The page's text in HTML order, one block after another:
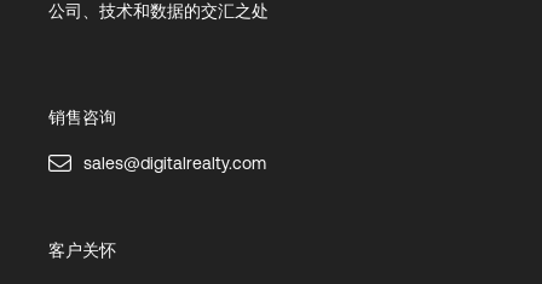
公司、技术和数据的交汇之处
销售咨询
sales@digitalrealty.com
客户关怀